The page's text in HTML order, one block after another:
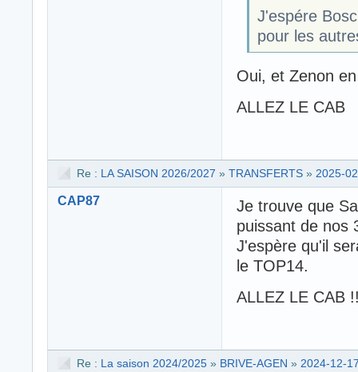
J'espére
pour les
Oui, et Zenon
ALLEZ LE CAB
Re : LA SAISON 2026/2027 » TRANSFERTS » 2025-
CAP87
Je trouve que
puissant de nos
J'espère qu'il
le TOP14.
ALLEZ LE CAB
Re : La saison 2024/2025 » BRIVE-AGEN » 2024-12-